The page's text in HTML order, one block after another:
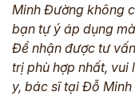
Minh Đường không
bạn tự ý áp dụng
Để nhận được tư
trị phù hợp nhất, vui
y, bác sĩ tại Đỗ